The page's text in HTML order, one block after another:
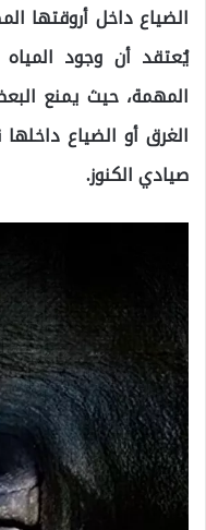
الضياع داخل أروقتها
يُعتقد أن وجود
المهمة، حيث يمنع
الغرق أو الضياع
صيادي الكنوز.